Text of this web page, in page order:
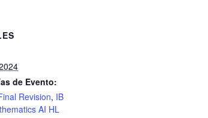
de Evento:
Revision, IB
AI HL